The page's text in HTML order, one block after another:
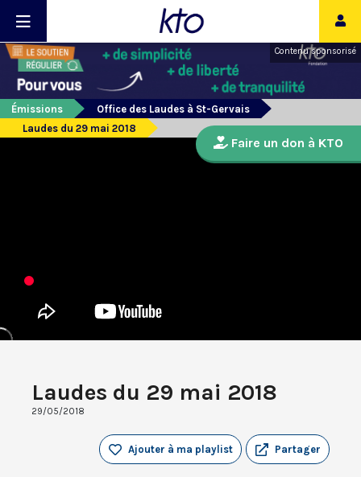
Contenu sponsorisé
Émissions
Office des Laudes à St-Gervais
Laudes du 29 mai 2018
Laudes du 29 mai 2018
29/05/2018
Partager
Ajouter à ma playlist
Faire un don à KTO